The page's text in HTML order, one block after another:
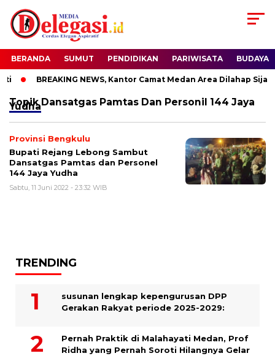
BERANDA SUMUT PENDIDIKAN PARIWISATA BUDAYA
BREAKING NEWS, Kantor Camat Medan Area Dilahap
Topik Dansatgas Pamtas Dan Personil 144 Jaya
Yudha
Provinsi Bengkulu
Bupati Rejang Lebong Sambut
Dansatgas Pamtas dan Personel
144 Jaya Yudha
Sabtu, 11 Juni 2022 - 23:32 WIB
TRENDING
susunan lengkap kepengurusan DPP
Gerakan Rakyat periode 2025-2029:
Pernah Praktik di Malahayati Medan, Prof
Ridha yang Pernah Soroti Hilangnya Gelar